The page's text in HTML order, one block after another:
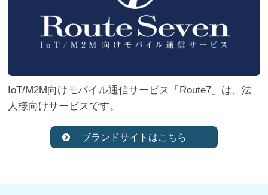
IoT/M2M向けモバイル通信サービス「Route7」は、法
人様向けサービスです。
ブランドサイトはこちら